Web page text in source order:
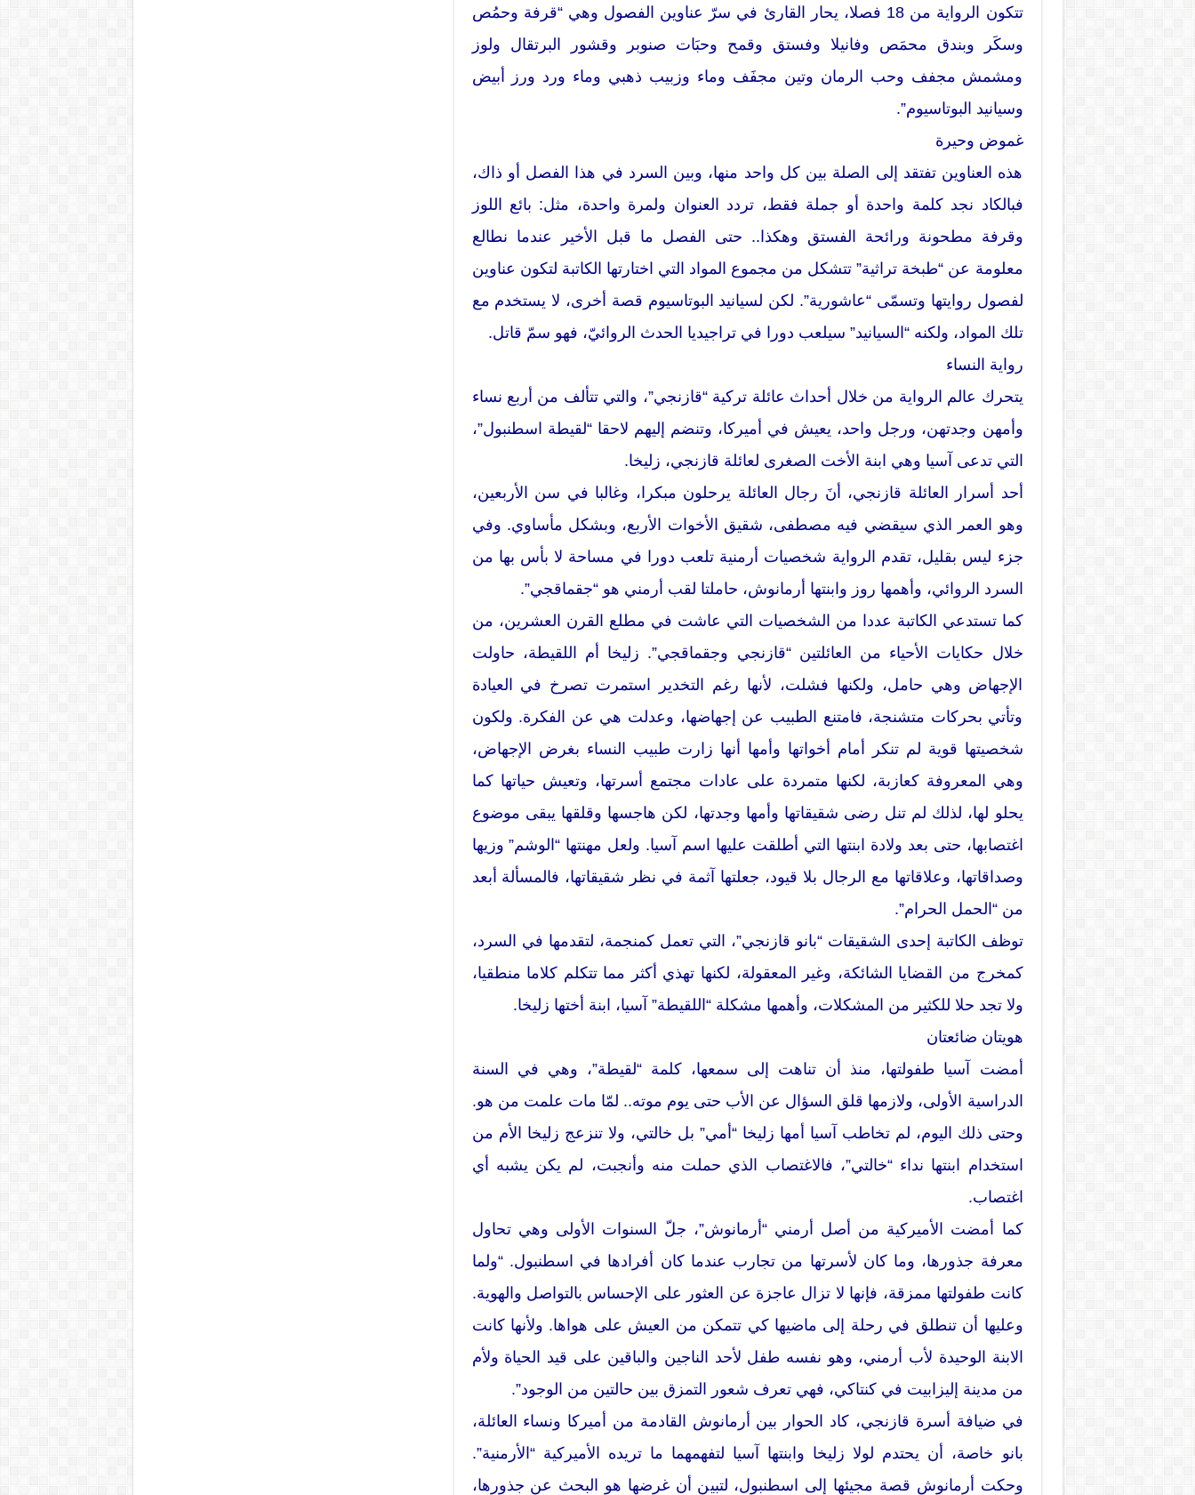
تتكون الرواية من 18 فصلا، يحار القارئ في سرّ عناوين الفصول وهي “قرفة وحمُص
وسكَر وبندق محمَص وفانيلا وفستق وقمح وحبَات صنوبر وقشور البرتقال ولوز
ومشمش مجفف وحب الرمان وتين مجفَف وماء وزبيب ذهبي وماء ورد ورز أبيض
وسيانيد البوتاسيوم”.
غموض وحيرة
هذه العناوين تفتقد إلى الصلة بين كل واحد منها، وبين السرد في هذا الفصل أو ذاك،
فبالكاد نجد كلمة واحدة أو جملة فقط، تردد العنوان ولمرة واحدة، مثل: بائع اللوز
وقرفة مطحونة ورائحة الفستق وهكذا.. حتى الفصل ما قبل الأخير عندما نطالع
معلومة عن “طبخة تراثية” تتشكل من مجموع المواد التي اختارتها الكاتبة لتكون عناوين
لفصول روايتها وتسمّى “عاشورية”. لكن لسيانيد البوتاسيوم قصة أخرى، لا يستخدم مع
تلك المواد، ولكنه “السيانيد” سيلعب دورا في تراجيديا الحدث الروائيّ، فهو سمّ قاتل.
رواية النساء
يتحرك عالم الرواية من خلال أحداث عائلة تركية “قازنجي”، والتي تتألف من أربع نساء
وأمهن وجدتهن، ورجل واحد، يعيش في أميركا، وتنضم إليهم لاحقا “لقيطة اسطنبول”،
التي تدعى آسيا وهي ابنة الأخت الصغرى لعائلة قازنجي، زليخا.
أحد أسرار العائلة قازنجي، أنَ رجال العائلة يرحلون مبكرا، وغالبا في سن الأربعين،
وهو العمر الذي سيقضي فيه مصطفى، شقيق الأخوات الأربع، وبشكل مأساوي. وفي
جزء ليس بقليل، تقدم الرواية شخصيات أرمنية تلعب دورا في مساحة لا بأس بها من
السرد الروائي، وأهمها روز وابنتها أرمانوش، حاملتا لقب أرمني هو “جقماقجي”.
كما تستدعي الكاتبة عددا من الشخصيات التي عاشت في مطلع القرن العشرين، من
خلال حكايات الأحياء من العائلتين “قازنجي وجقماقجي”. زليخا أم اللقيطة، حاولت
الإجهاض وهي حامل، ولكنها فشلت، لأنها رغم التخدير استمرت تصرخ في العيادة
وتأتي بحركات متشنجة، فامتنع الطبيب عن إجهاضها، وعدلت هي عن الفكرة. ولكون
شخصيتها قوية لم تنكر أمام أخواتها وأمها أنها زارت طبيب النساء بغرض الإجهاض،
وهي المعروفة كعازبة، لكنها متمردة على عادات مجتمع أسرتها، وتعيش حياتها كما
يحلو لها، لذلك لم تنل رضى شقيقاتها وأمها وجدتها، لكن هاجسها وقلقها يبقى موضوع
اغتصابها، حتى بعد ولادة ابنتها التي أطلقت عليها اسم آسيا. ولعل مهنتها “الوشم” وزيها
وصداقاتها، وعلاقاتها مع الرجال بلا قيود، جعلتها آثمة في نظر شقيقاتها، فالمسألة أبعد
من “الحمل الحرام”.
توظف الكاتبة إحدى الشقيقات “بانو قازنجي”، التي تعمل كمنجمة، لتقدمها في السرد،
كمخرج من القضايا الشائكة، وغير المعقولة، لكنها تهذي أكثر مما تتكلم كلاما منطقيا،
ولا تجد حلا للكثير من المشكلات، وأهمها مشكلة “اللقيطة” آسيا، ابنة أختها زليخا.
هويتان ضائعتان
أمضت آسيا طفولتها، منذ أن تناهت إلى سمعها، كلمة “لقيطة”، وهي في السنة
الدراسية الأولى، ولازمها قلق السؤال عن الأب حتى يوم موته.. لمّا مات علمت من هو.
وحتى ذلك اليوم، لم تخاطب آسيا أمها زليخا “أمي” بل خالتي، ولا تنزعج زليخا الأم من
استخدام ابنتها نداء “خالتي”، فالاغتصاب الذي حملت منه وأنجبت، لم يكن يشبه أي
اغتصاب.
كما أمضت الأميركية من أصل أرمني “أرمانوش”، جلّ السنوات الأولى وهي تحاول
معرفة جذورها، وما كان لأسرتها من تجارب عندما كان أفرادها في اسطنبول. “ولما
كانت طفولتها ممزقة، فإنها لا تزال عاجزة عن العثور على الإحساس بالتواصل والهوية.
وعليها أن تنطلق في رحلة إلى ماضيها كي تتمكن من العيش على هواها. ولأنها كانت
الابنة الوحيدة لأب أرمني، وهو نفسه طفل لأحد الناجين والباقين على قيد الحياة ولأم
من مدينة إليزابيت في كنتاكي، فهي تعرف شعور التمزق بين حالتين من الوجود”.
في ضيافة أسرة قازنجي، كاد الحوار بين أرمانوش القادمة من أميركا ونساء العائلة،
بانو خاصة، أن يحتدم لولا زليخا وابنتها آسيا لتفهمهما ما تريده الأميركية “الأرمنية”.
وحكت أرمانوش قصة مجيئها إلى اسطنبول، لتبين أن غرضها هو البحث عن جذورها،